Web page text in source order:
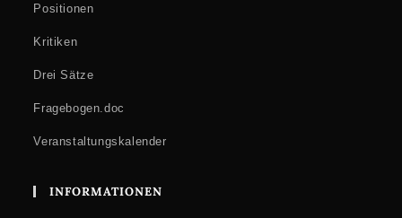
Positionen
Kritiken
Drei Sätze
Fragebogen.doc
Veranstaltungskalender
INFORMATIONEN